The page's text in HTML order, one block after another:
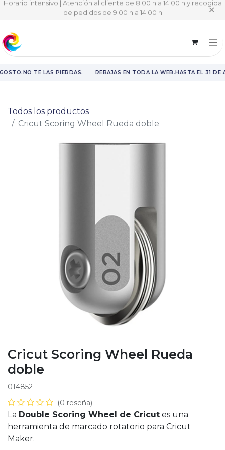
Horario intensivo | Atención al cliente de 8:00 h a 14:00 h y recogida
de pedidos de 9:00 h a 14:00 h ✕
·NO TE LAS PIERDAS· REBAJAS EN TODA LA WEB·HASTA EL 31 DE
Todos los productos
Cricut Scoring Wheel Rueda doble
Cricut Scoring Wheel Rueda
doble
014852
(0 reseña)
La Double Scoring Wheel de Cricut es una
herramienta de marcado rotatorio para Cricut
Maker.